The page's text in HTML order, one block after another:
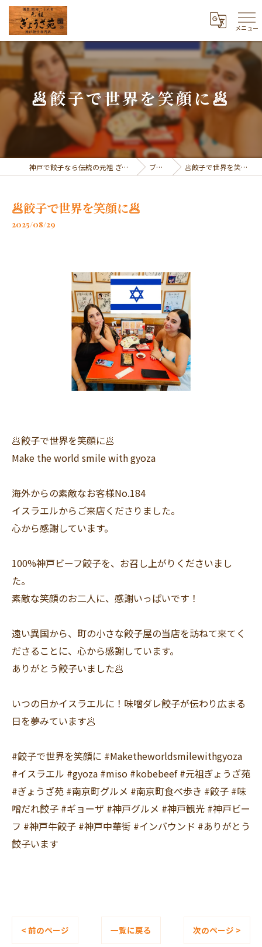
メニュー
🥟餃子で世界を笑顔に🥟
神戸で餃子なら伝統の元祖 ぎょうざ苑 ブログ 🥟餃子で世界を笑顔に🥟
🥟餃子で世界を笑顔に🥟
2025/08/29
🥟餃子で世界を笑顔に🥟
Make the world smile with gyoza
海外からの素敵なお客様No.184
イスラエルからご来店くださりました。
心から感謝しています。
100%神戸ビーフ餃子を、お召し上がりくださいまし
た。
素敵な笑顔のお二人に、感謝いっぱいです！
遠い異国から、町の小さな餃子屋の当店を訪ねて来てく
ださることに、心から感謝しています。
ありがとう餃子いました🥟
いつの日かイスラエルに！味噌ダレ餃子が伝わり広まる
日を夢みています🥟
#餃子で世界を笑顔に #Maketheworldsmilewithgyoza
#イスラエル #gyoza #miso #kobebeef #元祖ぎょうざ苑
#ぎょうざ苑 #南京町グルメ #南京町食べ歩き #餃子 #味
噌だれ餃子 #ギョーザ #神戸グルメ #神戸観光 #神戸ビー
フ #神戸牛餃子 #神戸中華街 #インバウンド #ありがとう
餃子います
< 前のページ 一覧に戻る 次のページ >